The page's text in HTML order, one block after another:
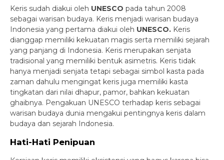
Keris sudah diakui oleh UNESCO pada tahun 2008
sebagai warisan budaya. Keris menjadi warisan budaya
Indonesia yang pertama diakui oleh UNESCO. Keris
dianggap memiliki kekuatan magis serta memiliki sejarah
yang panjang di Indonesia. Keris merupakan senjata
tradisional yang memiliki bentuk asimetris. Keris tidak
hanya menjadi senjata tetapi sebagai simbol kasta pada
zaman dahulu mengingat keris juga memiliki kasta
tingkatan dari nilai dhapur, pamor, bahkan kekuatan
ghaibnya. Pengakuan UNESCO terhadap keris sebagai
warisan budaya dunia mengakui pentingnya keris dalam
budaya dan sejarah Indonesia.
Hati-Hati Penipuan